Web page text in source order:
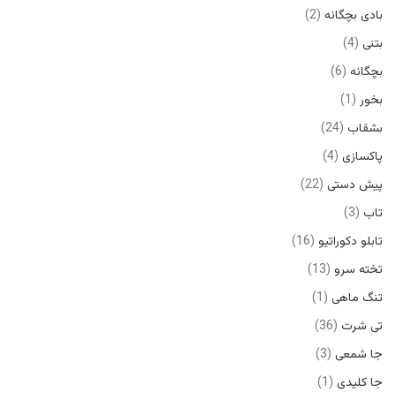
بادی بچگانه 2
بتنی 4
بچگانه 6
بخور 1
بشقاب 24
پاکسازی 4
پیش دستی 22
تاب 3
تابلو دکوراتیو 16
تخته سرو 13
تنگ ماهی 1
تی شرت 36
جا شمعی 3
جا کلیدی 1